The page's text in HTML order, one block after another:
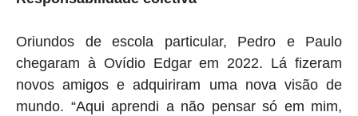
Oriundos de escola particular, Pedro e Paulo
chegaram à Ovídio Edgar em 2022. Lá fizeram
novos amigos e adquiriram uma nova visão de
mundo. “Aqui aprendi a não pensar só em mim,